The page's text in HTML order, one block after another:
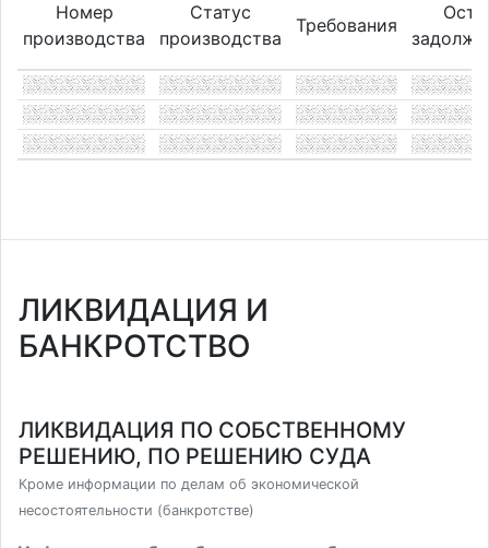
Номер
производства
Статус
производства
Требования
ЛИКВИДАЦИЯ И
БАНКРОТСТВО
ЛИКВИДАЦИЯ ПО СОБСТВЕННОМУ
РЕШЕНИЮ, ПО РЕШЕНИЮ СУДА
Кроме информации по делам об экономической
несостоятельности (банкротстве)